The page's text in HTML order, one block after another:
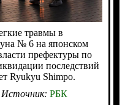
травмы в
№ 6 на японском
префектуры по
последствий
Ryukyu Shimpo.
Источник: РБК